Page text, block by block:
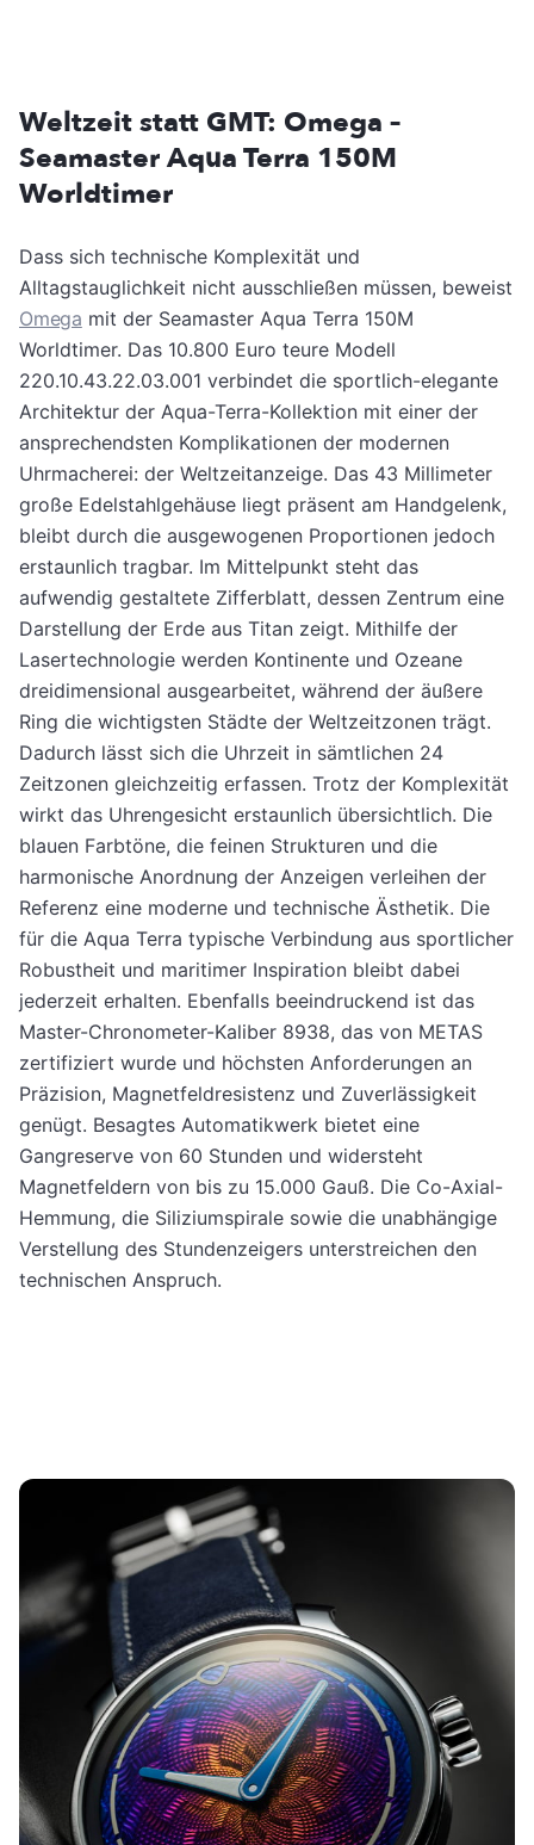
Weltzeit statt GMT: Omega –
Seamaster Aqua Terra 150M
Worldtimer
Dass sich technische Komplexität und
Alltagstauglichkeit nicht ausschließen müssen, beweist
Omega mit der Seamaster Aqua Terra 150M
Worldtimer. Das 10.800 Euro teure Modell
220.10.43.22.03.001 verbindet die sportlich-elegante
Architektur der Aqua-Terra-Kollektion mit einer der
ansprechendsten Komplikationen der modernen
Uhrmacherei: der Weltzeitanzeige. Das 43 Millimeter
große Edelstahlgehäuse liegt präsent am Handgelenk,
bleibt durch die ausgewogenen Proportionen jedoch
erstaunlich tragbar. Im Mittelpunkt steht das
aufwendig gestaltete Zifferblatt, dessen Zentrum eine
Darstellung der Erde aus Titan zeigt. Mithilfe der
Lasertechnologie werden Kontinente und Ozeane
dreidimensional ausgearbeitet, während der äußere
Ring die wichtigsten Städte der Weltzeitzonen trägt.
Dadurch lässt sich die Uhrzeit in sämtlichen 24
Zeitzonen gleichzeitig erfassen. Trotz der Komplexität
wirkt das Uhrengesicht erstaunlich übersichtlich. Die
blauen Farbtöne, die feinen Strukturen und die
harmonische Anordnung der Anzeigen verleihen der
Referenz eine moderne und technische Ästhetik. Die
für die Aqua Terra typische Verbindung aus sportlicher
Robustheit und maritimer Inspiration bleibt dabei
jederzeit erhalten. Ebenfalls beeindruckend ist das
Master-Chronometer-Kaliber 8938, das von METAS
zertifiziert wurde und höchsten Anforderungen an
Präzision, Magnetfeldresistenz und Zuverlässigkeit
genügt. Besagtes Automatikwerk bietet eine
Gangreserve von 60 Stunden und widersteht
Magnetfeldern von bis zu 15.000 Gauß. Die Co-Axial-
Hemmung, die Siliziumspirale sowie die unabhängige
Verstellung des Stundenzeigers unterstreichen den
technischen Anspruch.